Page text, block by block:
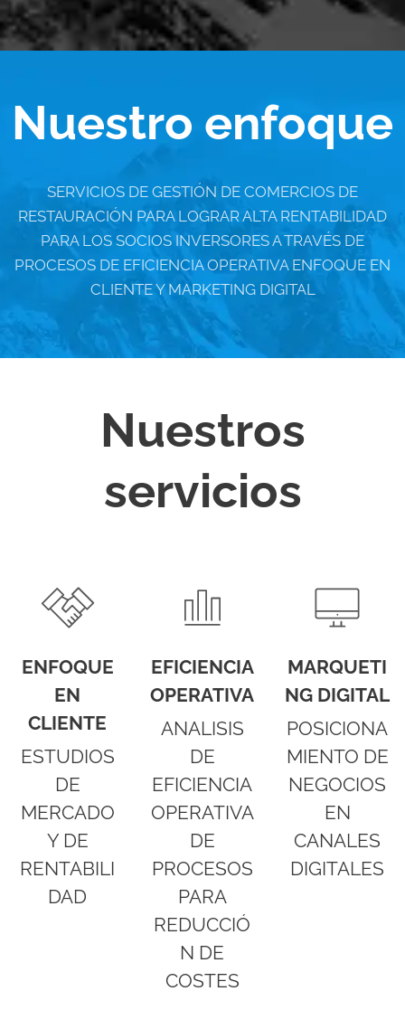
Nuestro enfoque
SERVICIOS DE GESTIÓN DE COMERCIOS DE
RESTAURACIÓN PARA LOGRAR ALTA RENTABILIDAD
PARA LOS SOCIOS INVERSORES A TRAVÉS DE
PROCESOS DE EFICIENCIA OPERATIVA ENFOQUE EN
CLIENTE Y MARKETING DIGITAL
Nuestros
servicios
ENFOQUE
EN
CLIENTE
ESTUDIOS
DE
MERCADO
Y DE
RENTABILI
DAD
EFICIENCIA
OPERATIVA
ANALISIS
DE
EFICIENCIA
OPERATIVA
DE
PROCESOS
PARA
REDUCCIÓ
N DE
COSTES
MARQUETI
NG DIGITAL
POSICIONA
MIENTO DE
NEGOCIOS
EN
CANALES
DIGITALES